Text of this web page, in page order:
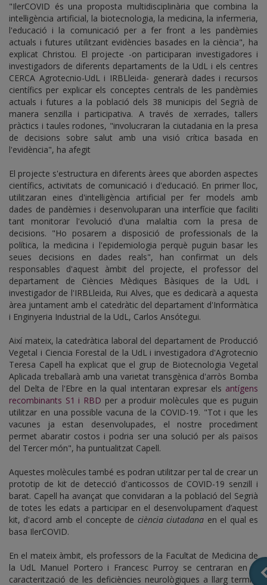
"IlerCOVID és una proposta multidisciplinària que combina la
intel·ligència artificial, la biotecnologia, la medicina, la infermeria,
l'educació i la comunicació per a fer front a les pandèmies
actuals i futures utilitzant evidències basades en la ciència", ha
explicat Christou. El projecte -on participaran investigadores i
investigadors de diferents departaments de la UdL i els centres
CERCA Agrotecnio-UdL i IRBLleida- generarà dades i recursos
científics per explicar els conceptes centrals de les pandèmies
actuals i futures a la població dels 38 municipis del Segrià de
manera senzilla i participativa. A través de xerrades, tallers
pràctics i taules rodones, "involucraran la ciutadania en la presa
de decisions sobre salut amb una visió crítica basada en
l'evidència", ha afegit
El projecte s'estructura en diferents àrees que aborden aspectes
científics, activitats de comunicació i d'educació. En primer lloc,
utilitzaran eines d'intel·ligència artificial per fer models amb
dades de pandèmies i desenvoluparan una interfície que faciliti
tant monitorar l'evolució d'una malaltia com la presa de
decisions. "Ho posarem a disposició de professionals de la
política, la medicina i l'epidemiologia perquè puguin basar les
seues decisions en dades reals", han confirmat un dels
responsables d'aquest àmbit del projecte, el professor del
departament de Ciències Mèdiques Bàsiques de la UdL i
investigador de l'IRBLleida, Rui Alves, que es dedicarà a aquesta
àrea juntament amb el catedràtic del departament d'Informàtica
i Enginyeria Industrial de la UdL, Carlos Ansótegui.
Així mateix, la catedràtica laboral del departament de Producció
Vegetal i Ciencia Forestal de la UdL i investigadora d'Agrotecnio
Teresa Capell ha explicat que el grup de Biotecnologia Vegetal
Aplicada treballarà amb una varietat transgènica d'arròs Bomba
del Delta de l'Ebre en la qual intentaran expresar els antígens
recombinants S1 i RBD per a produir molècules que es puguin
utilitzar en una possible vacuna de la COVID-19. "Tot i que les
vacunes ja estan desenvolupades, el nostre procediment
permet abaratir costos i podria ser una solució per als països
del Tercer món", ha puntualitzat Capell.
Aquestes molècules també es podran utilitzar per tal de crear un
prototip de kit de detecció d'anticossos de COVID-19 senzill i
barat. Capell ha avançat que convidaran a la població del Segrià
de totes les edats a participar en el desenvolupament d’aquest
kit, d'acord amb el concepte de ciència ciutadana en el qual es
basa IlerCOVID.
En el mateix àmbit, els professors de la Facultat de Medicina de
la UdL Manuel Portero i Francesc Purroy se centraran en la
caracterització de les deficiències neurològiques a llarg termini